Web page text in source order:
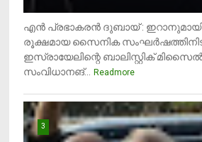
എന്‍ പ്രഭാകരന്‍ ദുബായ് :
രൂക്ഷമായ സൈനിക
ഇസ്രായേലിന്റെ ബാലിസ്റ്റിക്
സംവിധാനങ്... Readmore
3